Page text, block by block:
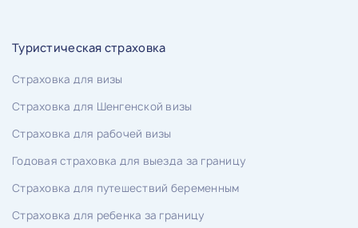
Туристическая страховка
Страховка для визы
Страховка для Шенгенской визы
Страховка для рабочей визы
Годовая страховка для выезда за границу
Страховка для путешествий беременным
Страховка для ребенка за границу